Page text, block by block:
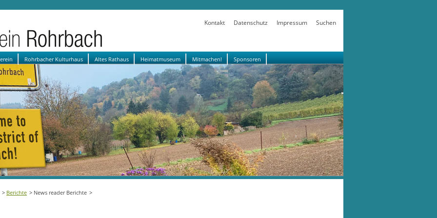
Kontakt Datenschutz Impressum Suchen
Rohrbacher Kulturhaus Altes Rathaus Heimatmuseum Mitmachen! Sponsoren
Berichte News reader Berichte